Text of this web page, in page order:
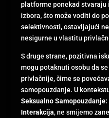
platforme ponekad
izbora, što može voditi do
selektivnosti, ostavljajući
nesigurne u vlastitu
S druge strane, pozitivna
mogu potaknuti osobu da
privlačnije, čime se
samopouzdanje. U
Seksualno
Interakcija, ne smijemo